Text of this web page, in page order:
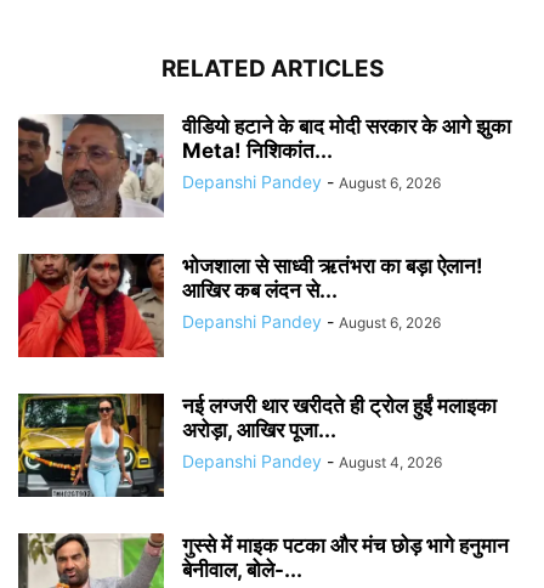
RELATED ARTICLES
वीडियो हटाने के बाद मोदी सरकार के आगे झुका
Meta! निशिकांत...
Depanshi Pandey - August 6, 2026
भोजशाला से साध्वी ऋतंभरा का बड़ा ऐलान!
आखिर कब लंदन से...
Depanshi Pandey - August 6, 2026
नई लग्जरी थार खरीदते ही ट्रोल हुईं मलाइका
अरोड़ा, आखिर पूजा...
Depanshi Pandey - August 4, 2026
गुस्से में माइक पटका और मंच छोड़ भागे हनुमान
बेनीवाल, बोले-...